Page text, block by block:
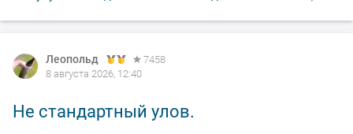
Леопольд
7458
8 августа 2026, 12:40
Не стандартный улов.
Леопольд
7458
8 августа 2026, 12:38
Утренняя красотка.